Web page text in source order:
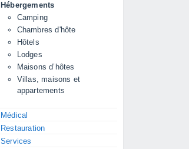
Hébergements
Camping
Chambres d'hôte
Hôtels
Lodges
Maisons d’hôtes
Villas, maisons et
appartements
Médical
Restauration
Services